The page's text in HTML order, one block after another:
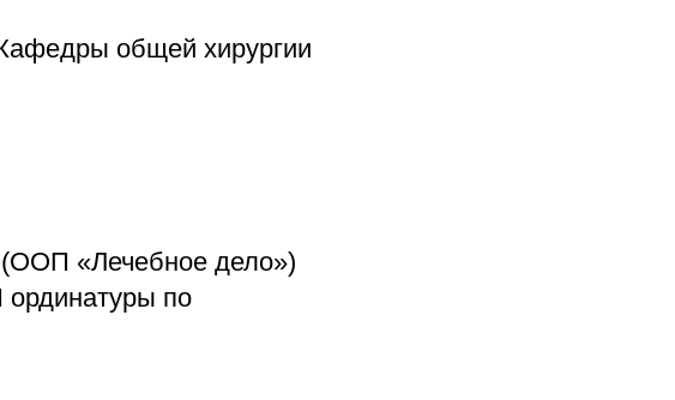
общей хирургии
(ООП «Лечебное дело»)
по